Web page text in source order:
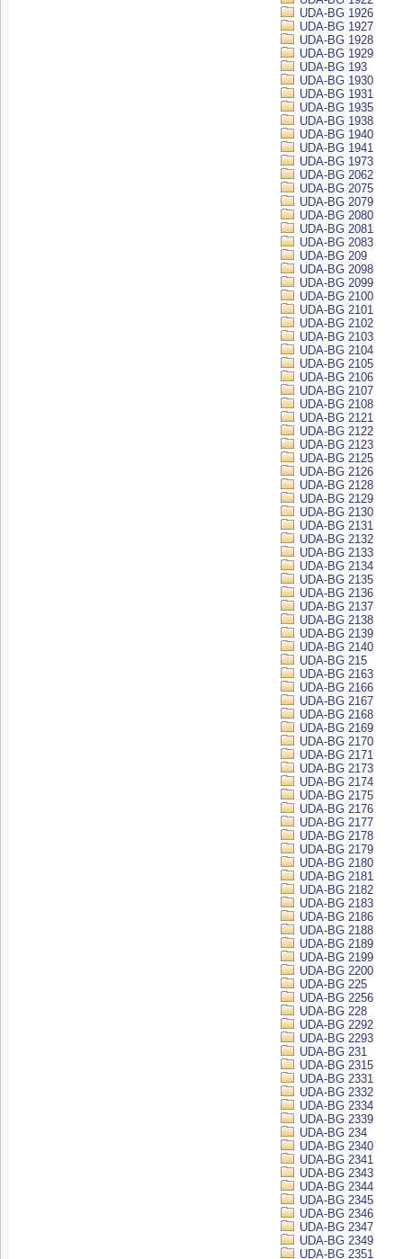
UDA-BG 1926
UDA-BG 1927
UDA-BG 1928
UDA-BG 1929
UDA-BG 193
UDA-BG 1930
UDA-BG 1931
UDA-BG 1935
UDA-BG 1938
UDA-BG 1940
UDA-BG 1941
UDA-BG 1973
UDA-BG 2062
UDA-BG 2075
UDA-BG 2079
UDA-BG 2080
UDA-BG 2081
UDA-BG 2083
UDA-BG 209
UDA-BG 2098
UDA-BG 2099
UDA-BG 2100
UDA-BG 2101
UDA-BG 2102
UDA-BG 2103
UDA-BG 2104
UDA-BG 2105
UDA-BG 2106
UDA-BG 2107
UDA-BG 2108
UDA-BG 2121
UDA-BG 2122
UDA-BG 2123
UDA-BG 2125
UDA-BG 2126
UDA-BG 2128
UDA-BG 2129
UDA-BG 2130
UDA-BG 2131
UDA-BG 2132
UDA-BG 2133
UDA-BG 2134
UDA-BG 2135
UDA-BG 2136
UDA-BG 2137
UDA-BG 2138
UDA-BG 2139
UDA-BG 2140
UDA-BG 215
UDA-BG 2163
UDA-BG 2166
UDA-BG 2167
UDA-BG 2168
UDA-BG 2169
UDA-BG 2170
UDA-BG 2171
UDA-BG 2173
UDA-BG 2174
UDA-BG 2175
UDA-BG 2176
UDA-BG 2177
UDA-BG 2178
UDA-BG 2179
UDA-BG 2180
UDA-BG 2181
UDA-BG 2182
UDA-BG 2183
UDA-BG 2186
UDA-BG 2188
UDA-BG 2189
UDA-BG 2199
UDA-BG 2200
UDA-BG 225
UDA-BG 2256
UDA-BG 228
UDA-BG 2292
UDA-BG 2293
UDA-BG 231
UDA-BG 2315
UDA-BG 2331
UDA-BG 2332
UDA-BG 2334
UDA-BG 2339
UDA-BG 234
UDA-BG 2340
UDA-BG 2341
UDA-BG 2343
UDA-BG 2344
UDA-BG 2345
UDA-BG 2346
UDA-BG 2347
UDA-BG 2349
UDA-BG 2351